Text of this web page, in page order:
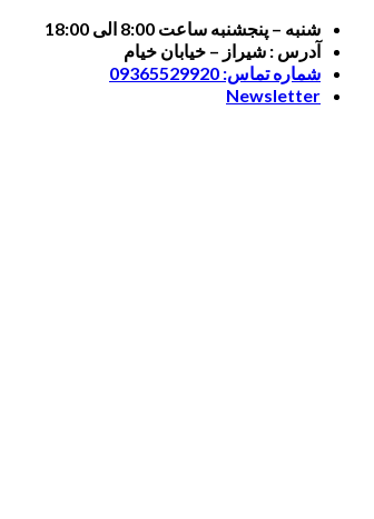
Skip
content
شنبه – پنجشنبه ساعت 8:00 الی 18:00
آدرس : شیراز – خیابان خیام
شماره تماس: 09365529920
Newsletter